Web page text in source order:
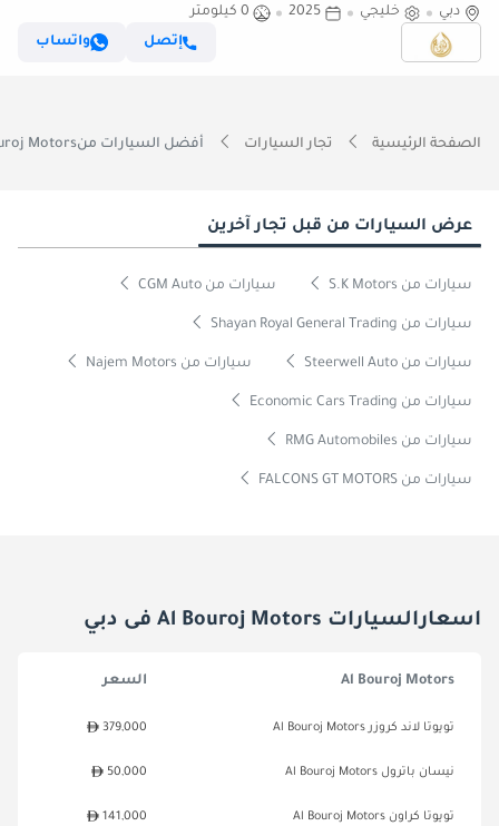
دبي
خليجي 2025
0 كيلومتر
إتصل
واتساب
الصفحة الرئيسية تجار السيارات أفضل السيارات منAl Bouroj Motors
عرض السيارات من قبل تجار آخرين
سيارات من S.K Motors سيارات من CGM Auto
سيارات من Shayan Royal General Trading
سيارات من Steerwell Auto سيارات من Najem Motors
سيارات من Economic Cars Trading
سيارات من RMG Automobiles
سيارات من FALCONS GT MOTORS
اسعارالسيارات Al Bouroj Motors فى دبي
Al Bouroj Motors السعر
تويوتا لاند كروزر Al Bouroj Motors 379,000
نيسان باترول Al Bouroj Motors 50,000
تويوتا كراون Al Bouroj Motors 141,000